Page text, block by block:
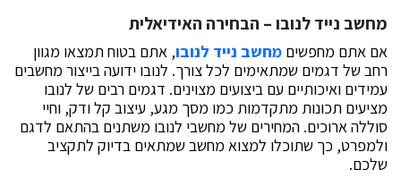
מחשב נייד לנובו – הבחירה האידיאלית
אם אתם מחפשים מחשב נייד לנובו, אתם בטוח תמצאו מגוון
רחב של דגמים שמתאימים לכל צורך. לנובו ידועה בייצור מחשבים
עמידים ואיכותיים עם ביצועים מצוינים. דגמים רבים של לנובו
מציעים תכונות מתקדמות כמו מסך מגע, עיצוב קל ודק, וחיי
סוללה ארוכים. המחירים של מחשבי לנובו משתנים בהתאם לדגם
ולמפרט, כך שתוכלו למצוא מחשב שמתאים בדיוק לתקציב
שלכם.